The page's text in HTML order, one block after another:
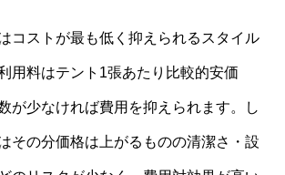
コストが最も低く抑えられるスタイル
用料はテント1張あたり比較的安価
が少なければ費用を抑えられます。し
その分価格は上がるものの清潔さ・設